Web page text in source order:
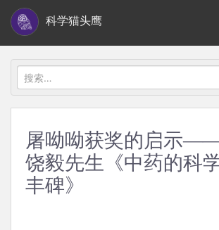
i
科学猫头鹰
搜
索：
屠呦呦获奖的启示
饶毅先生《中药的科
丰碑》